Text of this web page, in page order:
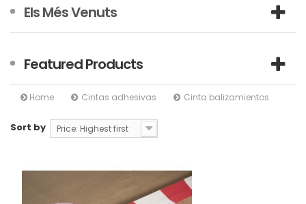
Els Més Venuts
Featured Products
Home Cintas adhesivas Cinta balizamientos
Sort by Price: Highest first